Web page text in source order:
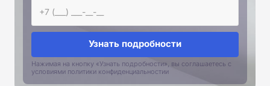
Узнать подробности
Нажимая на кнопку «Узнать подробности», вы соглашаетесь с
условиями политики конфиденциальностии